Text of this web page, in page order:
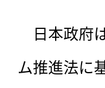
日本政府
ム推進法に